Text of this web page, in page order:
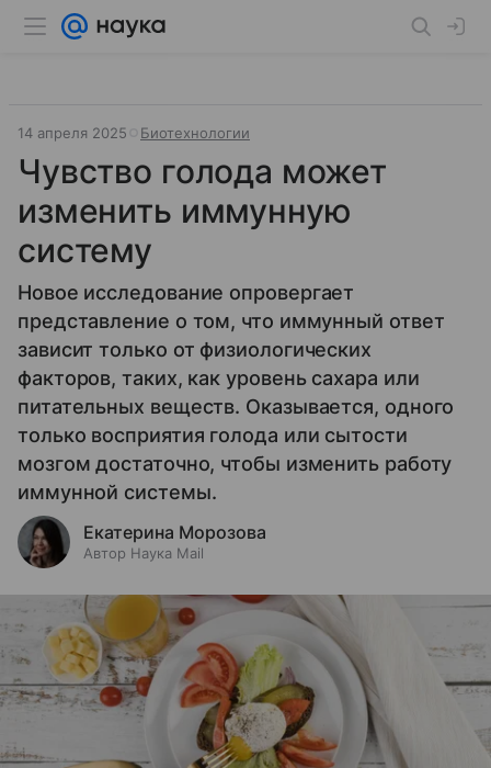
14 апреля 2025 Биотехнологии
Чувство голода может
изменить иммунную
систему
Новое исследование опровергает
представление о том, что иммунный ответ
зависит только от физиологических
факторов, таких, как уровень сахара или
питательных веществ. Оказывается, одного
только восприятия голода или сытости
мозгом достаточно, чтобы изменить работу
иммунной системы.
Екатерина Морозова
Автор Наука Mail